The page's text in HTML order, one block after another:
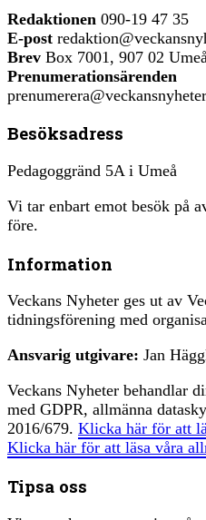
Redaktionen 090-19 47 35
E-post
Brev Box 7001, 907 02 Umeå
Prenumerationsärenden
Besöksadress
Pedagoggränd 5A i Umeå
Vi tar enbart emot besök på
före.
Information
Veckans Nyheter ges ut av
tidningsförening med
Ansvarig utgivare: Jan
Veckans Nyheter behandlar
med GDPR, allmänna
2016/679. Klicka här för att
Klicka här för att läsa våra
Tipsa oss